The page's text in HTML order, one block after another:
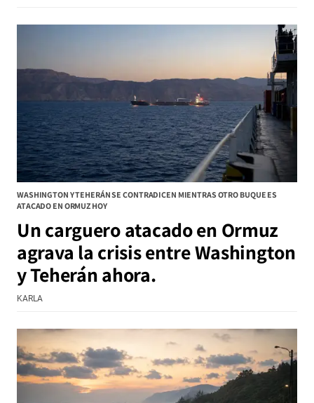
WASHINGTON Y TEHERÁN SE CONTRADICEN MIENTRAS OTRO BUQUE ES
ATACADO EN ORMUZ HOY
Un carguero atacado en Ormuz
agrava la crisis entre Washington
y Teherán ahora.
KARLA